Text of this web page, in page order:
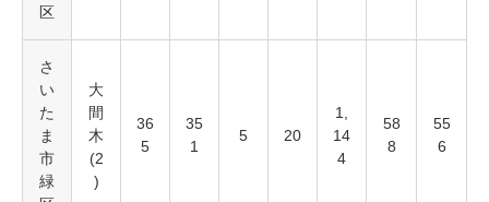
区
さ
い
た
ま
市
緑
大
間
木
(2
)
36
5
35
1
5 20
1,
14
4
58
8
55
6